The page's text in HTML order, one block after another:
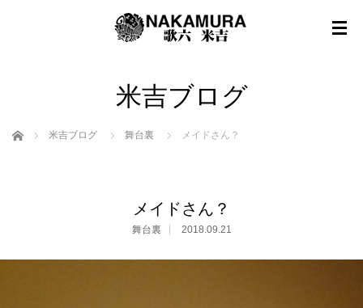
米吉ブログ
ホーム 米吉ブログ 舞台裏 メイドさん？
メイドさん？
舞台裏 2018.09.21